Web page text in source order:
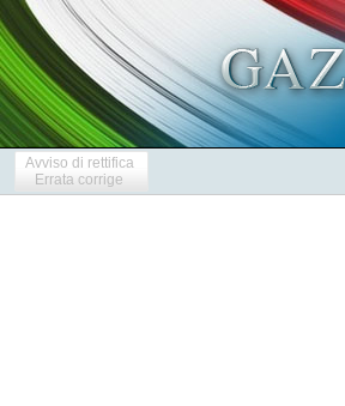
Avviso di rettifica
Errata corrige